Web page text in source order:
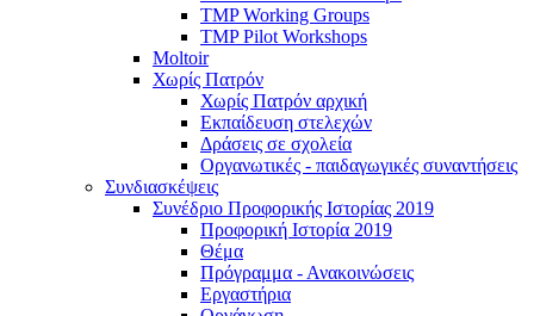
TMP Working Groups
TMP Pilot Workshops
Moltoir
Χωρίς Πατρόν
Χωρίς Πατρόν αρχική
Εκπαίδευση στελεχών
Δράσεις σε σχολεία
Οργανωτικές - παιδαγωγικές συναντήσεις
Συνδιασκέψεις
Συνέδριο Προφορικής Ιστορίας 2019
Προφορική Ιστορία 2019
Θέμα
Πρόγραμμα - Ανακοινώσεις
Εργαστήρια